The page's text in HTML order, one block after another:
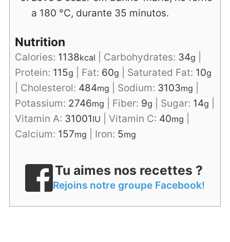
a 180 °C, durante 35 minutos.
Nutrition
Calories: 1138kcal Carbohydrates: 34g
Protein: 115g Fat: 60g Saturated Fat: 10g
Cholesterol: 484mg Sodium: 3103mg
Potassium: 2746mg Fiber: 9g Sugar: 14g
Vitamin A: 31001IU Vitamin C: 40mg
Calcium: 157mg Iron: 5mg
Tu aimes nos recettes ?
Rejoins notre groupe Facebook!